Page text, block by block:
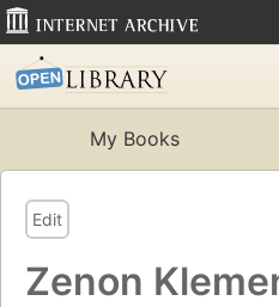
My Books
Edit
Zenon